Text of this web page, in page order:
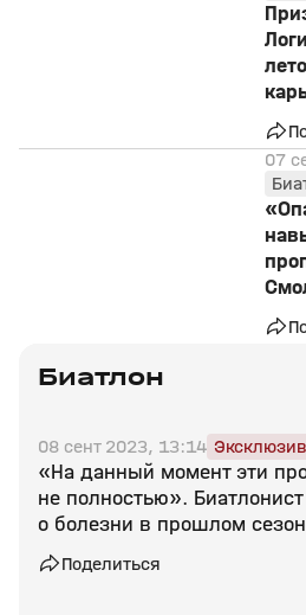
07
Биатлон
08 сент 2023, 13:14 Эксклюзив
«На данный момент эти
не полностью».
о болезни в прошлом
Поделиться